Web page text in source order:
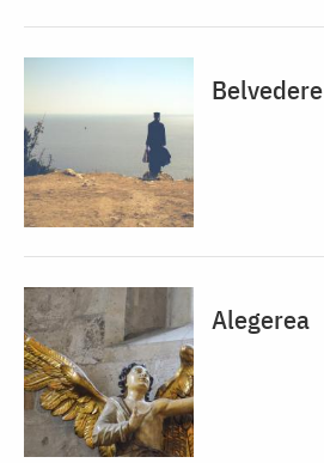
Belvedere
Alegerea